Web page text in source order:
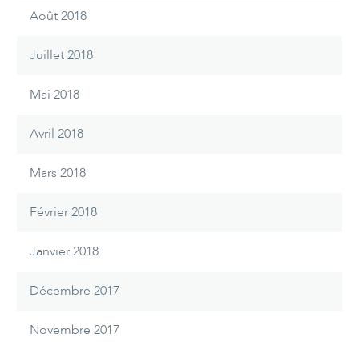
Août 2018
Juillet 2018
Mai 2018
Avril 2018
Mars 2018
Février 2018
Janvier 2018
Décembre 2017
Novembre 2017